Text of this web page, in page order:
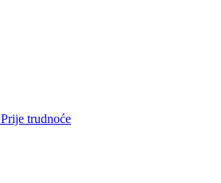
Prije trudnoće